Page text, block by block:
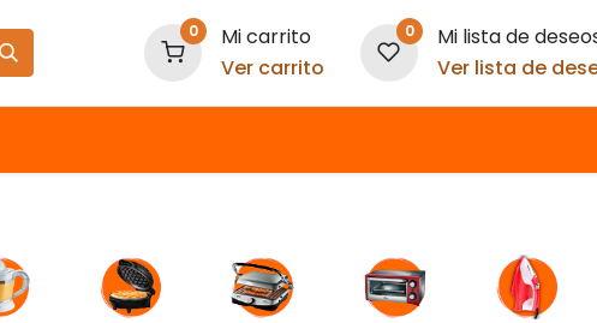
0
Mi carrito
Ver carrito
0
Mi lista de
Ver lista de